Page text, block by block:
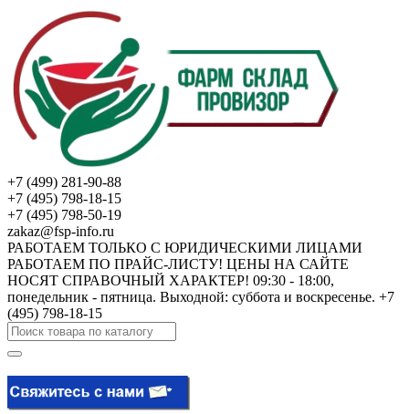
+7 (499) 281-90-88
+7 (495) 798-18-15
+7 (495) 798-50-19
zakaz@fsp-info.ru
РАБОТАЕМ ТОЛЬКО С ЮРИДИЧЕСКИМИ ЛИЦАМИ
РАБОТАЕМ ПО ПРАЙС-ЛИСТУ! ЦЕНЫ НА САЙТЕ
НОСЯТ СПРАВОЧНЫЙ ХАРАКТЕР! 09:30 - 18:00,
понедельник - пятница. Выходной: суббота и воскресенье. +7
(495) 798-18-15